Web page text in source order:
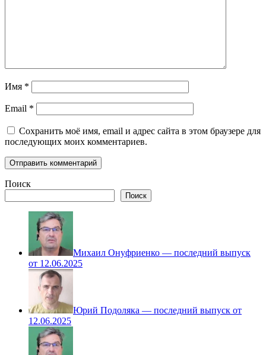
Имя *
Email *
Сохранить моё имя, email и адрес сайта в этом браузере для
последующих моих комментариев.
Поиск
Поиск
Михаил Онуфриенко — последний выпуск
от 12.06.2025
Юрий Подоляка — последний выпуск от
12.06.2025